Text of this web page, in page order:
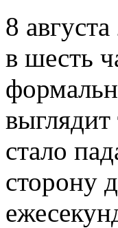
8
в шесть
стало
сторону